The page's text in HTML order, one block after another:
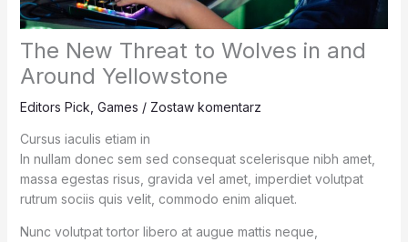
The New Threat to Wolves in and
Around Yellowstone
Editors Pick Games / Zostaw komentarz
Cursus iaculis etiam in
In nullam donec sem sed consequat scelerisque nibh amet,
massa egestas risus, gravida vel amet, imperdiet volutpat
rutrum sociis quis velit, commodo enim aliquet.
Nunc volutpat tortor libero at augue mattis neque,